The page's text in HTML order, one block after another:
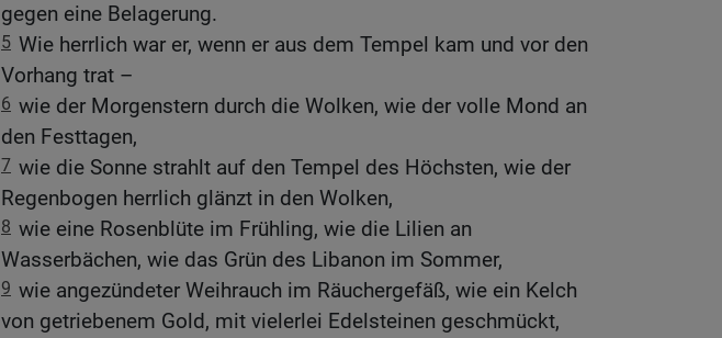
gegen eine Belagerung.
5 Wie herrlich war er, wenn er aus dem Tempel kam und vor den
Vorhang trat –
6 wie der Morgenstern durch die Wolken, wie der volle Mond an
den Festtagen,
7 wie die Sonne strahlt auf den Tempel des Höchsten, wie der
Regenbogen herrlich glänzt in den Wolken,
8 wie eine Rosenblüte im Frühling, wie die Lilien an
Wasserbächen, wie das Grün des Libanon im Sommer,
9 wie angezündeter Weihrauch im Räuchergefäß, wie ein Kelch
von getriebenem Gold, mit vielerlei Edelsteinen geschmückt,